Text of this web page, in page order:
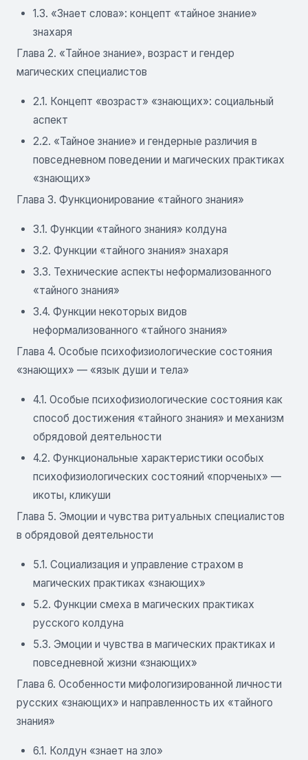
1.3. «Знает слова»: концепт «тайное знание»
знахаря
Глава 2. «Тайное знание», возраст и гендер
магических специалистов
2.1. Концепт «возраст» «знающих»: социальный
аспект
2.2. «Тайное знание» и гендерные различия в
повседневном поведении и магических практиках
«знающих»
Глава 3. Функционирование «тайного знания»
3.1. Функции «тайного знания» колдуна
3.2. Функции «тайного знания» знахаря
3.3. Технические аспекты неформализованного
«тайного знания»
3.4. Функции некоторых видов
неформализованного «тайного знания»
Глава 4. Особые психофизиологические состояния
«знающих» — «язык души и тела»
4.1. Особые психофизиологические состояния как
способ достижения «тайного знания» и механизм
обрядовой деятельности
4.2. Функциональные характеристики особых
психофизиологических состояний «порченых» —
икоты, кликуши
Глава 5. Эмоции и чувства ритуальных специалистов
в обрядовой деятельности
5.1. Социализация и управление страхом в
магических практиках «знающих»
5.2. Функции смеха в магических практиках
русского колдуна
5.3. Эмоции и чувства в магических практиках и
повседневной жизни «знающих»
Глава 6. Особенности мифологизированной личности
русских «знающих» и направленность их «тайного
знания»
6.1. Колдун «знает на зло»